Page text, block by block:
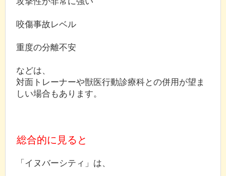
咬傷事故レベル
重度の分離不安
などは、
対面トレーナーや獣医行動診療科との併用が望ま
しい場合もあります。
総合的に見ると
「イヌバーシティ」は、